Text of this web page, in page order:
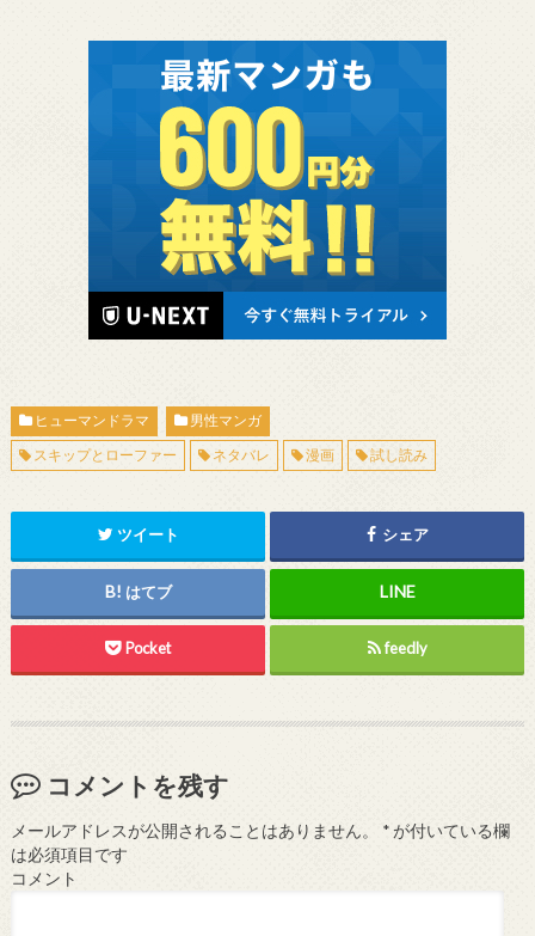
ヒューマンドラマ
男性マンガ
スキップとローファー
ネタバレ 漫画 試し読み
ツイート シェア
はてブ
Pocket feedly
コメントを残す
メールアドレスが公開されることはありません。 *が付いている欄
は必須項目です
コメント